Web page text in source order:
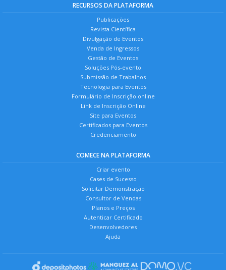
RECURSOS DA PLATAFORMA
Publicações
Revista Científica
Divulgação de Eventos
Venda de Ingressos
Gestão de Eventos
Soluções Pós-evento
Submissão de Trabalhos
Tecnologia para Eventos
Formulário de Inscrição online
Link de Inscrição Online
Site para Eventos
Certificados para Eventos
Credenciamento
COMECE NA PLATAFORMA
Criar evento
Cases de Sucesso
Solicitar Demonstração
Consultor de Vendas
Planos e Preços
Autenticar Certificado
Desenvolvedores
Ajuda